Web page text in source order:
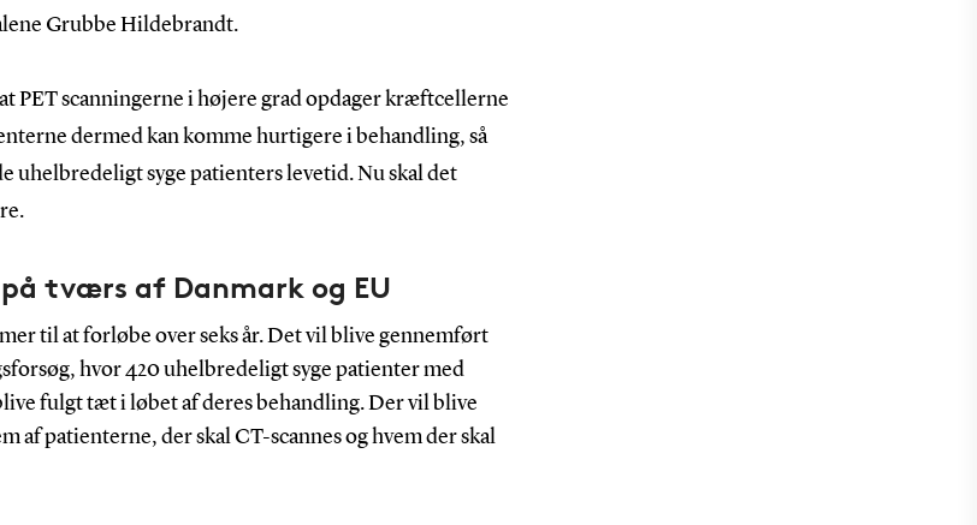
Grubbe Hildebrandt.
PET scanningerne i højere grad opdager kræftcellerne
dermed kan komme hurtigere i behandling, så
uhelbredeligt syge patienters levetid. Nu skal det
tværs af Danmark og EU
til at forløbe over seks år. Det vil blive gennemført
hvor 420 uhelbredeligt syge patienter med
fulgt tæt i løbet af deres behandling. Der vil blive
af patienterne, der skal CT-scannes og hvem der skal